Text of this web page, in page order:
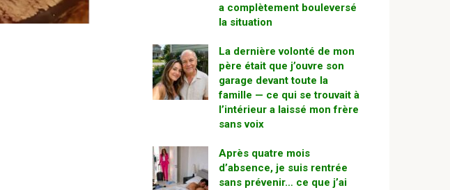
a complètement bouleversé
la situation
La dernière volonté de mon
père était que j’ouvre son
garage devant toute la
famille — ce qui se trouvait à
l’intérieur a laissé mon frère
sans voix
Après quatre mois
d’absence, je suis rentrée
sans prévenir… ce que j’ai